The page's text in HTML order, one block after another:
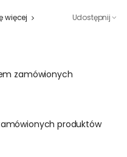
więcej Udostępnij
zamówionych
produktów